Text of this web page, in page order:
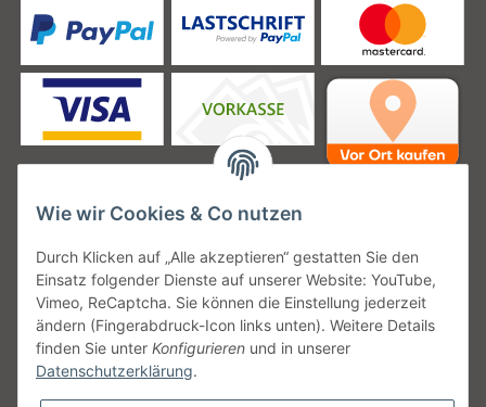
Unsere Versanddienstleister
Unsere Communities
Wie wir Cookies & Co nutzen
Durch Klicken auf „Alle akzeptieren“ gestatten Sie den
Einsatz folgender Dienste auf unserer Website: YouTube,
Vimeo, ReCaptcha. Sie können die Einstellung jederzeit
ändern (Fingerabdruck-Icon links unten). Weitere Details
finden Sie unter Konfigurieren und in unserer
Datenschutzerklärung.